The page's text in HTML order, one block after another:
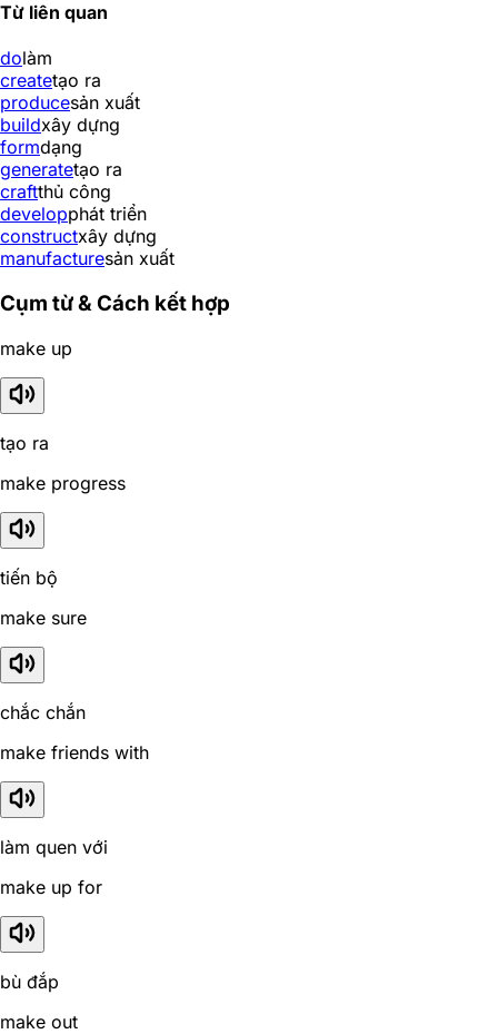
Từ liên quan
dolàm
createtạo ra
producesản xuất
buildxây dựng
formdạng
generatetạo ra
craftthủ công
developphát triển
constructxây dựng
manufacturesản xuất
Cụm từ & Cách kết hợp
make up
tạo ra
make progress
tiến bộ
make sure
chắc chắn
make friends with
làm quen với
make up for
bù đắp
make out